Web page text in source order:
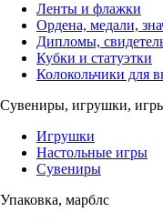
Ленты и флажки
Ордена, медали,
Дипломы,
Кубки и статуэтки
Колокольчики для
Сувениры, игрушки,
Игрушки
Настольные игры
Сувениры
Упаковка, марблс